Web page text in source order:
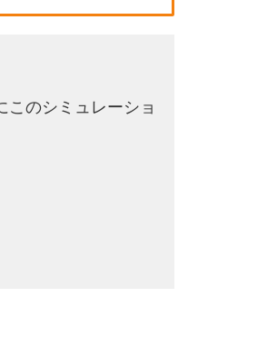
のシミュレーショ